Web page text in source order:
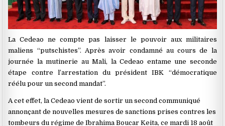
La Cedeao ne compte pas laisser le pouvoir aux militaires
maliens “putschistes”. Après avoir condamné au cours de la
journée la mutinerie au Mali, la Cedeao entame une seconde
étape contre l’arrestation du président IBK “démocratique
réélu pour un second mandat”.
A cet effet, la Cedeao vient de sortir un second communiqué
annonçant de nouvelles mesures de sanctions prises contres les
tombeurs du régime de Ibrahima Boucar Keita, ce mardi 18 août